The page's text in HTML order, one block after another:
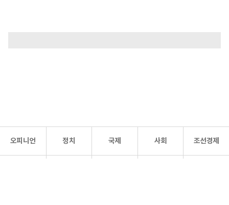
오피니언 정치 국제 사회 조선경제